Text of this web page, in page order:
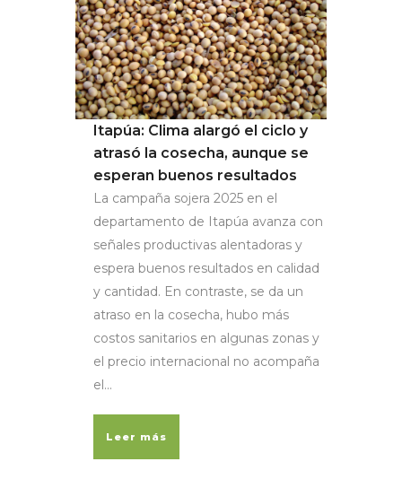
Itapúa: Clima alargó el ciclo y
atrasó la cosecha, aunque se
esperan buenos resultados
La campaña sojera 2025 en el
departamento de Itapúa avanza con
señales productivas alentadoras y
espera buenos resultados en calidad
y cantidad. En contraste, se da un
atraso en la cosecha, hubo más
costos sanitarios en algunas zonas y
el precio internacional no acompaña
el...
Leer más